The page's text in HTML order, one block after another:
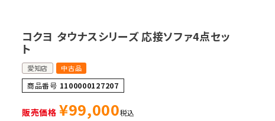
コクヨ タウナスシリーズ 応接ソファ4点セッ
ト
愛知店 中古品
商品番号 1100000127207
販売価格 ¥99,000税込